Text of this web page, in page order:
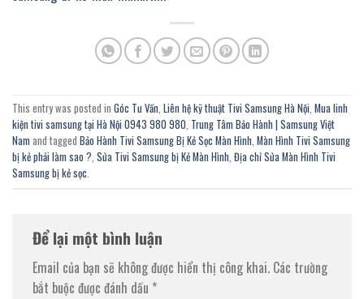
This entry was posted in Góc Tư Vấn, Liên hệ kỹ thuật Tivi Samsung Hà Nội, Mua linh
kiện tivi samsung tại Hà Nội 0943 980 980, Trung Tâm Bảo Hành | Samsung Việt
Nam and tagged Bảo Hành Tivi Samsung Bị Kẻ Sọc Màn Hình, Màn Hình Tivi Samsung
bị kẻ phải làm sao ?, Sửa Tivi Samsung bị Kẻ Màn Hình, Địa chỉ Sửa Màn Hình Tivi
Samsung bị kẻ sọc.
Để lại một bình luận
Email của bạn sẽ không được hiển thị công khai. Các trường
bắt buộc được đánh dấu *